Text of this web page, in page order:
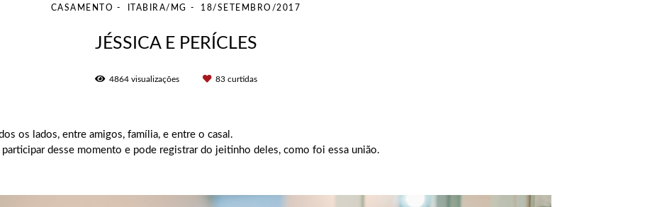
CASAMENTO ITABIRA/MG 18/SETEMBRO/2017
JÉSSICA E PERÍCLES
4864visualizações 83curtidas
os lados, entre amigos, família, e entre o casal.
desse momento e pode registrar do jeitinho deles, como foi essa união.